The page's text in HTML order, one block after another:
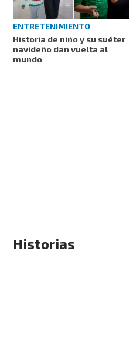
ENTRETENIMIENTO
Historia de niño y su suéter
navideño dan vuelta al
mundo
Historias